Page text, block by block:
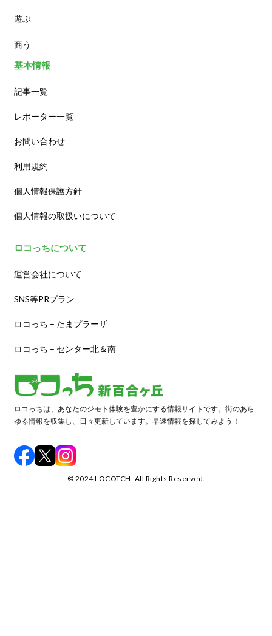
カフェ
遊ぶ
商う
基本情報
記事一覧
レポーター一覧
お問い合わせ
利用規約
個人情報保護方針
個人情報の取扱いについて
ロコっちについて
運営会社について
SNS等PRプラン
ロコっち – たまプラーザ
ロコっち – センター北＆南
ロコっちは、あなたのジモト体験を豊かにする情報サイトです。街のあら
ゆる情報を収集し、日々更新しています。早速情報を探してみよう！
©️ 2024 LOCOTCH. All Rights Reserved.